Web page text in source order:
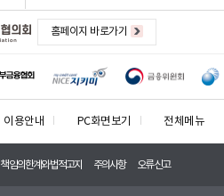
홈페이지 바로가기
이용안내 PC화면보기 전체메뉴
책임의한계와법적고지 주의사항 오류신고